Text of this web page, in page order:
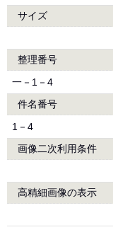
サイズ
整理番号
一－1－4
件名番号
1－4
画像二次利用条件
高精細画像の表示